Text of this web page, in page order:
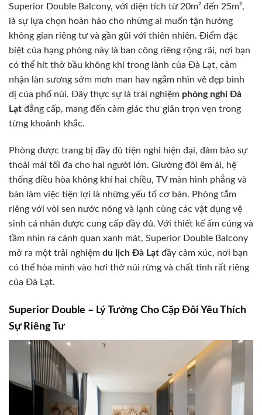
Superior Double Balcony, với diện tích từ 20m² đến 25m²,
là sự lựa chọn hoàn hảo cho những ai muốn tận hưởng
không gian riêng tư và gần gũi với thiên nhiên. Điểm đặc
biệt của hạng phòng này là ban công riêng rộng rãi, nơi bạn
có thể hít thở bầu không khí trong lành của Đà Lạt, cảm
nhận làn sương sớm mơn man hay ngắm nhìn vẻ đẹp bình
dị của phố núi. Đây thực sự là trải nghiệm phòng nghỉ Đà
Lạt đẳng cấp, mang đến cảm giác thư giãn trọn vẹn trong
từng khoảnh khắc.
Phòng được trang bị đầy đủ tiện nghi hiện đại, đảm bảo sự
thoải mái tối đa cho hai người lớn. Giường đôi êm ái, hệ
thống điều hòa không khí hai chiều, TV màn hình phẳng và
bàn làm việc tiện lợi là những yếu tố cơ bản. Phòng tắm
riêng với vòi sen nước nóng và lạnh cùng các vật dụng vệ
sinh cá nhân được cung cấp đầy đủ. Với thiết kế ấm cúng và
tầm nhìn ra cảnh quan xanh mát, Superior Double Balcony
mở ra một trải nghiệm du lịch Đà Lạt đầy cảm xúc, nơi bạn
có thể hòa mình vào hơi thở núi rừng và chất tình rất riêng
của Đà Lạt.
Superior Double – Lý Tưởng Cho Cặp Đôi Yêu Thích
Sự Riêng Tư